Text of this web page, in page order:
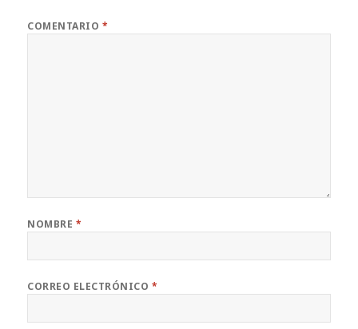
COMENTARIO *
NOMBRE *
CORREO ELECTRÓNICO *